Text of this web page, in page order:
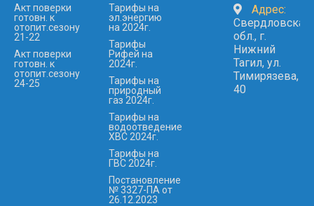
Акт поверки
готовн. к
отопит.сезону
21-22
Акт поверки
готовн. к
отопит.сезону
24-25
Тарифы на
эл.энергию
на 2024г.
Тарифы
Рифей на
2024г.
Тарифы на
природный
газ 2024г.
Тарифы на
водоотведение
ХВС 2024г.
Тарифы на
ГВС 2024г.
Постановление
№ 3327-ПА от
26.12.2023
Адрес:
Свердловская
обл., г.
Нижний
Тагил, ул.
Тимирязева,
40